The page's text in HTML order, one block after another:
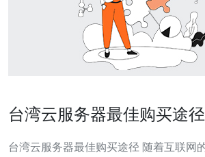
台湾云服务器最佳购买途径
台湾云服务器最佳购买途径 随着互联网的发展，越来越多